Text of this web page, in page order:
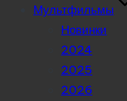
Мультфильмы
Новинки
2024
2025
2026